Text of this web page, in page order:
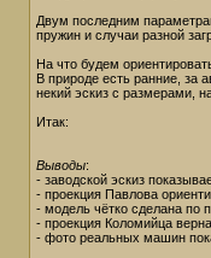
Двум последним
пружин и случаи разной
На что будем
В природе есть ранние, за
некий эскиз с размерами,
Итак:
Выводы:
- заводской эскиз
- проекция Павлова
- модель чётко сделана по
- проекция Коломийца
- фото реальных машин